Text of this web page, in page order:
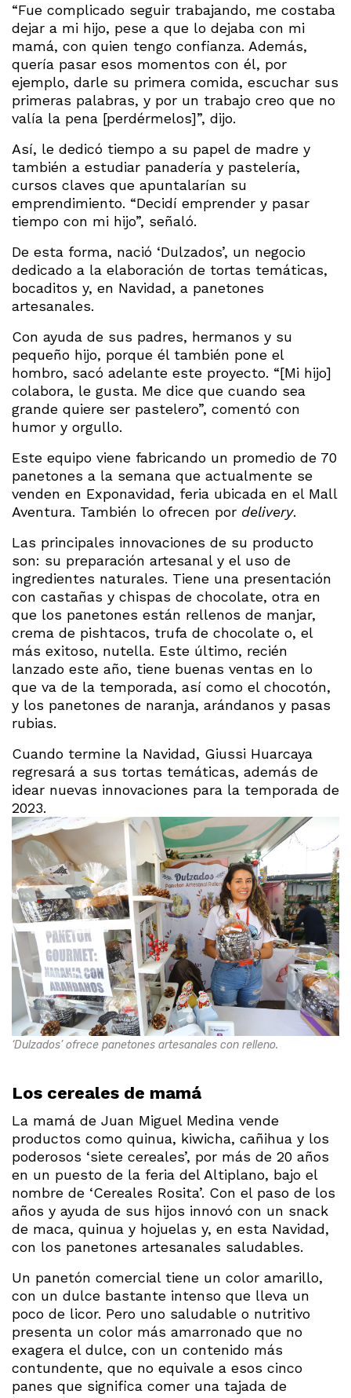
“Fue complicado seguir trabajando, me costaba
dejar a mi hijo, pese a que lo dejaba con mi
mamá, con quien tengo confianza. Además,
quería pasar esos momentos con él, por
ejemplo, darle su primera comida, escuchar sus
primeras palabras, y por un trabajo creo que no
valía la pena [perdérmelos]”, dijo.
Así, le dedicó tiempo a su papel de madre y
también a estudiar panadería y pastelería,
cursos claves que apuntalarían su
emprendimiento. “Decidí emprender y pasar
tiempo con mi hijo”, señaló.
De esta forma, nació ‘Dulzados’, un negocio
dedicado a la elaboración de tortas temáticas,
bocaditos y, en Navidad, a panetones
artesanales.
Con ayuda de sus padres, hermanos y su
pequeño hijo, porque él también pone el
hombro, sacó adelante este proyecto. “[Mi hijo]
colabora, le gusta. Me dice que cuando sea
grande quiere ser pastelero”, comentó con
humor y orgullo.
Este equipo viene fabricando un promedio de 70
panetones a la semana que actualmente se
venden en Exponavidad, feria ubicada en el Mall
Aventura. También lo ofrecen por delivery.
Las principales innovaciones de su producto
son: su preparación artesanal y el uso de
ingredientes naturales. Tiene una presentación
con castañas y chispas de chocolate, otra en
que los panetones están rellenos de manjar,
crema de pishtacos, trufa de chocolate o, el
más exitoso, nutella. Este último, recién
lanzado este año, tiene buenas ventas en lo
que va de la temporada, así como el chocotón,
y los panetones de naranja, arándanos y pasas
rubias.
Cuando termine la Navidad, Giussi Huarcaya
regresará a sus tortas temáticas, además de
idear nuevas innovaciones para la temporada de
2023.
‘Dulzados’ ofrece panetones artesanales con relleno.
Los cereales de mamá
La mamá de Juan Miguel Medina vende
productos como quinua, kiwicha, cañihua y los
poderosos ‘siete cereales’, por más de 20 años
en un puesto de la feria del Altiplano, bajo el
nombre de ‘Cereales Rosita’. Con el paso de los
años y ayuda de sus hijos innovó con un snack
de maca, quinua y hojuelas y, en esta Navidad,
con los panetones artesanales saludables.
Un panetón comercial tiene un color amarillo,
con un dulce bastante intenso que lleva un
poco de licor. Pero uno saludable o nutritivo
presenta un color más amarronado que no
exagera el dulce, con un contenido más
contundente, que no equivale a esos cinco
panes que significa comer una tajada de